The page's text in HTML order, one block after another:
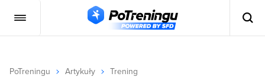
PoTreningu Artykuły Trening